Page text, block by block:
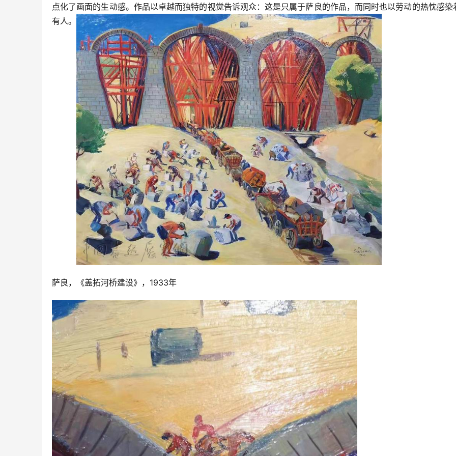
点化了画面的生动感。作品以卓越而独特的视觉告诉观众：这是只属于萨良的作品，而同时也以劳动的热忱感染
有人。
萨良，《盖拓河桥建设》，1933年